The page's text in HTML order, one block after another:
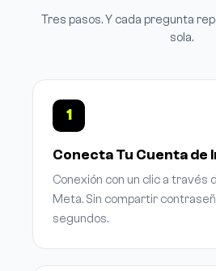
Tres pasos. Y cada pregunta
sola.
1
Conecta Tu Cuenta de
Conexión con un clic a través
Meta. Sin compartir
segundos.